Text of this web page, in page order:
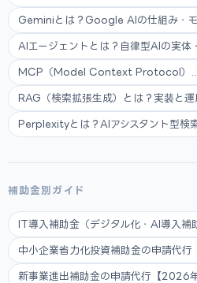
Geminiとは？Google AIの仕組み・モ
AIエージェントとは？自律型AIの実体
MCP（Model Context Protocol）...
RAG（検索拡張生成）とは？実装と運
Perplexityとは？AIアシスタント型検索
補助金別ガイド
IT導入補助金（デジタル化・AI導入補
中小企業省力化投資補助金の申請代行
新事業進出補助金の申請代行【2026